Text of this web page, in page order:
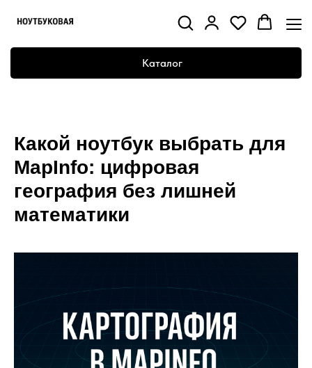
Каталог
Какой ноутбук выбрать для
MapInfo: цифровая
география без лишней
математики